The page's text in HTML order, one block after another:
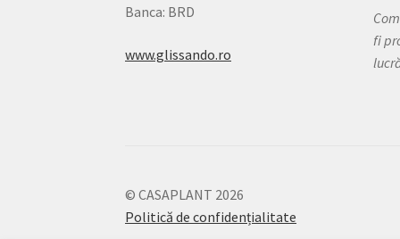
Banca: BRD
www.glissando.ro
fi
© CASAPLANT 2026
Politică de confidențialitate